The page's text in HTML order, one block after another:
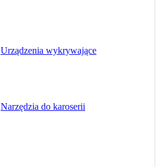
Urządzenia wykrywające
Narzędzia do karoserii